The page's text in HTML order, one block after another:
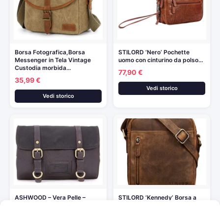
Borsa Fotografica,Borsa
Messenger in Tela Vintage
Custodia morbida…
35,99 €
Vedi storico
STILORD ‘Nero’ Pochette
uomo con cinturino da polso…
77,90 €
Vedi storico
ASHWOOD – Vera Pelle –
STILORD ‘Kennedy’ Borsa a